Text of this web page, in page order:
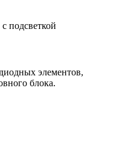
элементов,
блока.